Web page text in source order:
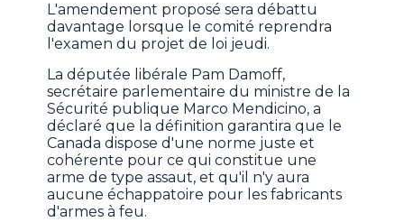
L'amendement proposé sera débattu
davantage lorsque le comité reprendra
l'examen du projet de loi jeudi.
La députée libérale Pam Damoff,
secrétaire parlementaire du ministre de la
Sécurité publique Marco Mendicino, a
déclaré que la définition garantira que le
Canada dispose d'une norme juste et
cohérente pour ce qui constitue une
arme de type assaut, et qu'il n'y aura
aucune échappatoire pour les fabricants
d'armes à feu.